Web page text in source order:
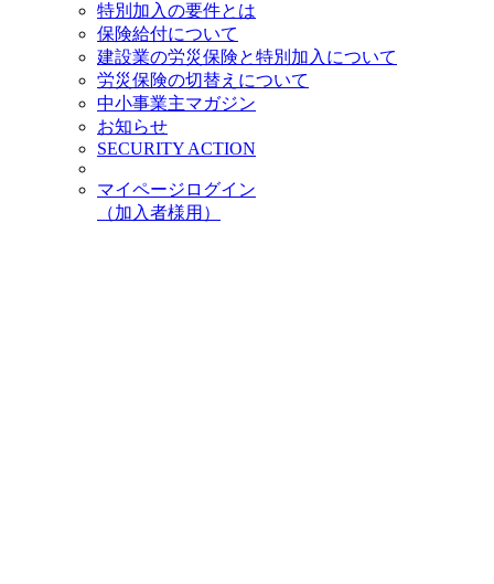
特別加入の要件とは
保険給付について
建設業の労災保険と特別加入について
労災保険の切替えについて
中小事業主マガジン
お知らせ
SECURITY ACTION
マイページログイン
（加入者様用）